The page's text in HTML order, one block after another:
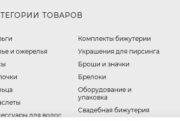
ТОВАРОВ
и ожерелья
для волос
Комплекты бижутерии
Украшения для пирсинга
Броши и значки
Брелоки
Оборудование и
упаковка
Свадебная бижутерия